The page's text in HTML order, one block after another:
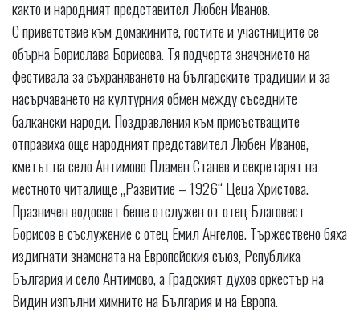
както и народният представител Любен Иванов.
С приветствие към домакините, гостите и участниците се
обърна Борислава Борисова. Тя подчерта значението на
фестивала за съхраняването на българските традиции и за
насърчаването на културния обмен между съседните
балкански народи. Поздравления към присъстващите
отправиха още народният представител Любен Иванов,
кметът на село Антимово Пламен Станев и секретарят на
местното читалище „Развитие – 1926“ Цеца Христова.
Празничен водосвет беше отслужен от отец Благовест
Борисов в съслужение с отец Емил Ангелов. Тържествено бяха
издигнати знамената на Европейския съюз, Република
България и село Антимово, а Градският духов оркестър на
Видин изпълни химните на България и на Европа.